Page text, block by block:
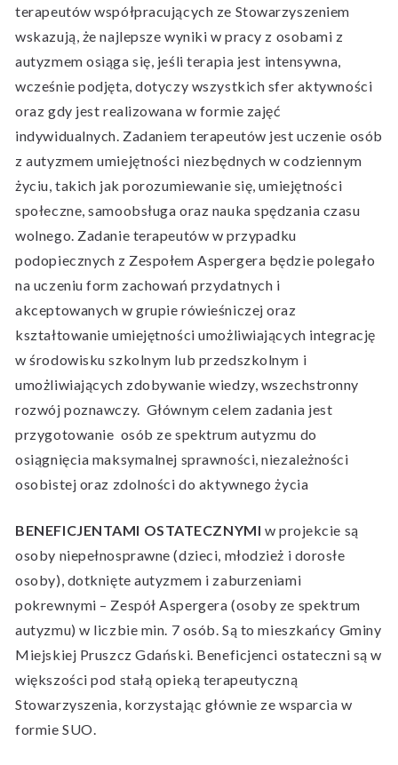
terapeutów współpracujących ze Stowarzyszeniem
wskazują, że najlepsze wyniki w pracy z osobami z
autyzmem osiąga się, jeśli terapia jest intensywna,
wcześnie podjęta, dotyczy wszystkich sfer aktywności
oraz gdy jest realizowana w formie zajęć
indywidualnych. Zadaniem terapeutów jest uczenie osób
z autyzmem umiejętności niezbędnych w codziennym
życiu, takich jak porozumiewanie się, umiejętności
społeczne, samoobsługa oraz nauka spędzania czasu
wolnego. Zadanie terapeutów w przypadku
podopiecznych z Zespołem Aspergera będzie polegało
na uczeniu form zachowań przydatnych i
akceptowanych w grupie rówieśniczej oraz
kształtowanie umiejętności umożliwiających integrację
w środowisku szkolnym lub przedszkolnym i
umożliwiających zdobywanie wiedzy, wszechstronny
rozwój poznawczy. Głównym celem zadania jest
przygotowanie osób ze spektrum autyzmu do
osiągnięcia maksymalnej sprawności, niezależności
osobistej oraz zdolności do aktywnego życia
BENEFICJENTAMI OSTATECZNYMI w projekcie są
osoby niepełnosprawne (dzieci, młodzież i dorosłe
osoby), dotknięte autyzmem i zaburzeniami
pokrewnymi – Zespół Aspergera (osoby ze spektrum
autyzmu) w liczbie min. 7 osób. Są to mieszkańcy Gminy
Miejskiej Pruszcz Gdański. Beneficjenci ostateczni są w
większości pod stałą opieką terapeutyczną
Stowarzyszenia, korzystając głównie ze wsparcia w
formie SUO.